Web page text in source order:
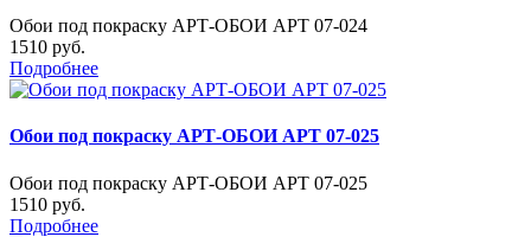
Обои под покраску АРТ-ОБОИ АРТ 07-024
1510 руб.
Подробнее
Обои под покраску АРТ-ОБОИ АРТ 07-025
Обои под покраску АРТ-ОБОИ АРТ 07-025
1510 руб.
Подробнее